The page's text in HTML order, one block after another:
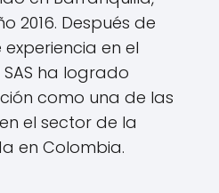
2016. Después de
en el
SAS ha logrado
como una de las
el sector de la
en Colombia.